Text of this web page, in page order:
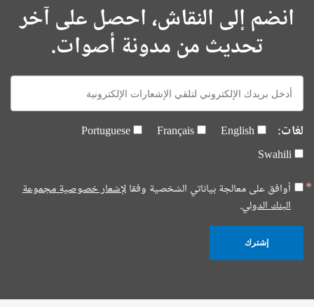
انضم إلى النقاش، احصل على آخر
تحديث من مدونة أصوات.
E-
mail:
لغات: English
Français
Portuguese
Swahili
أوافق على معالجة بياناتي الشخصية وفقالإشعار خصوصية مجموعة
البنك الدولي.
إشترك